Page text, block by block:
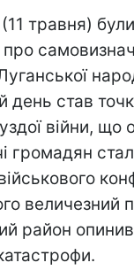
травня)
день став
війни, що
громадян
величезний
район